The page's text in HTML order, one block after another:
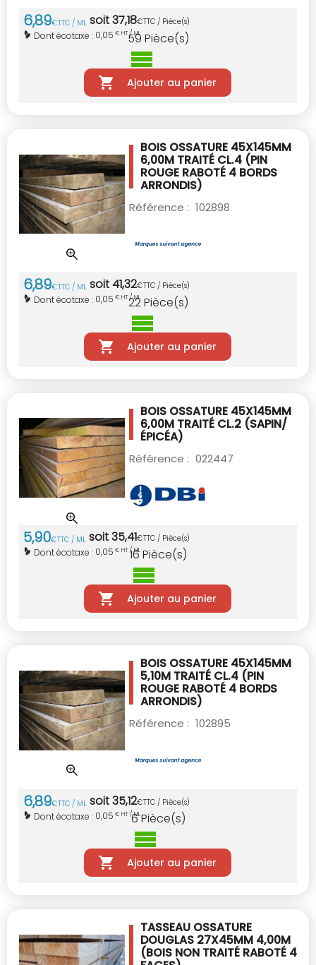
6,89€TTC / ML soit37,18€TTC / Pièce(s)
Dont écotaxe : 0,05 € HT / ML
59 Pièce(s)
Ajouter au panier
BOIS OSSATURE 45X145MM
6,00M TRAITÉ CL.4 (PIN
ROUGE RABOTÉ 4 BORDS
ARRONDIS)
Référence : 102898
6,89€TTC / ML soit41,32€TTC / Pièce(s)
Dont écotaxe : 0,05 € HT / ML
22Pièce(s)
Ajouter au panier
BOIS OSSATURE 45X145MM
6,00M TRAITÉ CL.2 (SAPIN/
ÉPICÉA)
Référence : 022447
5,90€TTC / ML soit35,41€TTC / Pièce(s)
Dont écotaxe : 0,05 € HT / ML
16Pièce(s)
Ajouter au panier
BOIS OSSATURE 45X145MM
5,10M TRAITÉ CL.4 (PIN
ROUGE RABOTÉ 4 BORDS
ARRONDIS)
Référence : 102895
6,89€TTC / ML soit35,12€TTC / Pièce(s)
Dont écotaxe : 0,05 € HT / ML
6Pièce(s)
Ajouter au panier
TASSEAU OSSATURE
DOUGLAS 27X45MM 4,00M
(BOIS NON TRAITÉ RABOTÉ 4